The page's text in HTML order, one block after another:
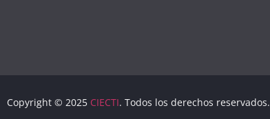
Copyright © 2025 CIECTI. Todos los derechos reservados.